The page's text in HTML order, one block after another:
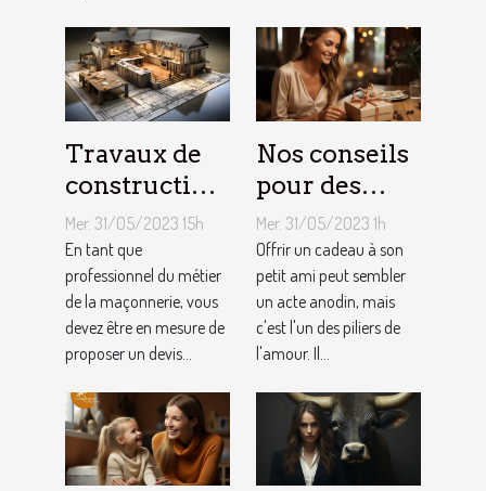
Travaux de
construction
d’une maison
: Comment
établir le
devis avec un
artisan
maçon ?
Mer. 31/05/2023 15h
En tant que
professionnel du métier
de la maçonnerie, vous
devez être en mesure de
proposer un devis...
Nos conseils
pour des
cadeaux
idéaux et
originaux
pour votre
petit ami
Mer. 31/05/2023 1h
Offrir un cadeau à son
petit ami peut sembler
un acte anodin, mais
c'est l'un des piliers de
l'amour. Il...